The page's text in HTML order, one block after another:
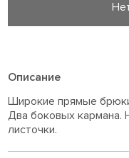
Описание
Широкие прямые
Два боковых кармана.
листочки.